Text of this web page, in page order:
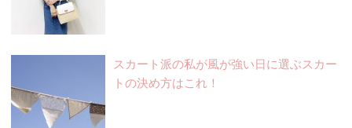
スカート派の私が風が強い日に選ぶスカー
トの決め方はこれ！